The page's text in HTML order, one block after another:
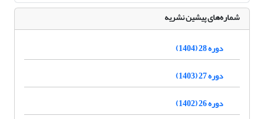
شماره‌های پیشین نشریه
دوره 28 (1404)
دوره 27 (1403)
دوره 26 (1402)